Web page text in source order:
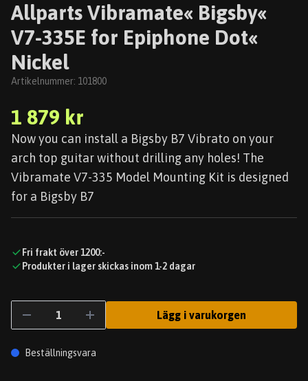
Allparts Vibramate« Bigsby«
V7-335E for Epiphone Dot«
Nickel
Artikelnummer: 101800
1 879 kr
Now you can install a Bigsby B7 Vibrato on your
arch top guitar without drilling any holes! The
Vibramate V7-335 Model Mounting Kit is designed
for a Bigsby B7
Fri frakt över 1200:-
Produkter i lager skickas inom 1-2 dagar
Lägg i varukorgen
Beställningsvara